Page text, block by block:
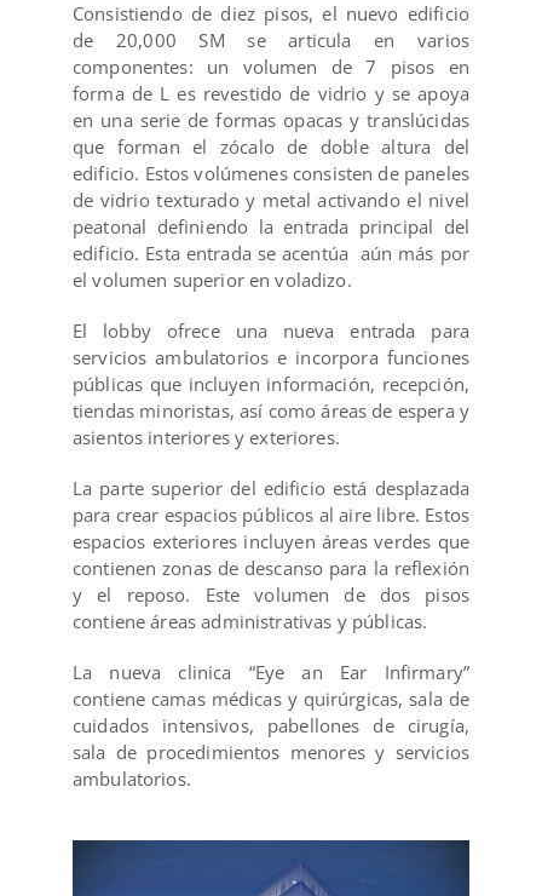
Consistiendo de diez pisos, el nuevo edificio
de 20,000 SM se articula en varios
componentes: un volumen de 7 pisos en
forma de L es revestido de vidrio y se apoya
en una serie de formas opacas y translúcidas
que forman el zócalo de doble altura del
edificio. Estos volúmenes consisten de paneles
de vidrio texturado y metal activando el nivel
peatonal definiendo la entrada principal del
edificio. Esta entrada se acentúa aún más por
el volumen superior en voladizo.
El lobby ofrece una nueva entrada para
servicios ambulatorios e incorpora funciones
públicas que incluyen información, recepción,
tiendas minoristas, así como áreas de espera y
asientos interiores y exteriores.
La parte superior del edificio está desplazada
para crear espacios públicos al aire libre. Estos
espacios exteriores incluyen áreas verdes que
contienen zonas de descanso para la reflexión
y el reposo. Este volumen de dos pisos
contiene áreas administrativas y públicas.
La nueva clinica “Eye an Ear Infirmary”
contiene camas médicas y quirúrgicas, sala de
cuidados intensivos, pabellones de cirugía,
sala de procedimientos menores y servicios
ambulatorios.